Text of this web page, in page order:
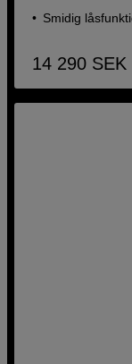
Smidig
14 290 SEK